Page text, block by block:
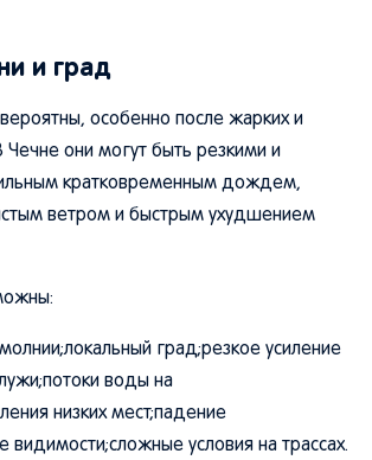
и град
вероятны, особенно после жарких и
они могут быть резкими и
кратковременным дождем,
ветром и быстрым ухудшением
град;резкое усиление
воды на
низких мест;падение
видимости;сложные условия на трассах.